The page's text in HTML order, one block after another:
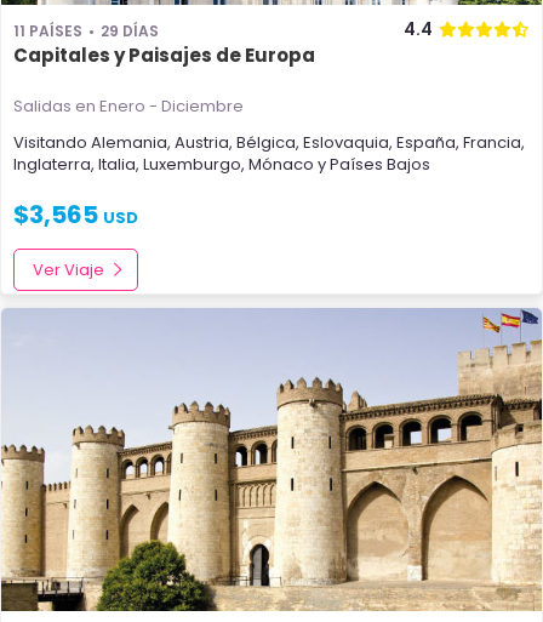
11 PAÍSES 29 DÍAS 4.4
Capitales y Paisajes de Europa
Salidas en Enero - Diciembre
Visitando Alemania, Austria, Bélgica, Eslovaquia, España, Francia,
Inglaterra, Italia, Luxemburgo, Mónaco yPaíses Bajos
$3,565 USD
Ver Viaje